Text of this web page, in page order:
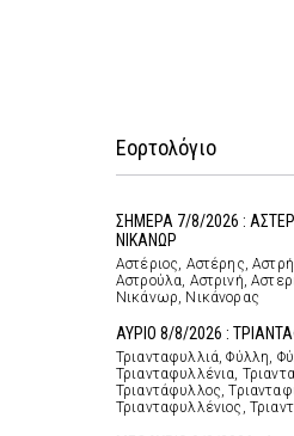
Εορτολόγιο
ΣΗΜΕΡΑ 7/8/2026 :
ΝΙΚΑΝΩΡ
Αστέριος, Αστέρης,
Αστρούλα, Αστρινή,
Νικάνωρ, Νικάνορας
ΑΥΡΙΟ 8/8/2026 :
Τριανταφυλλιά, Φύλλη,
Τριανταφυλλένια,
Τριαντάφυλλος,
Τριανταφυλλένιος,